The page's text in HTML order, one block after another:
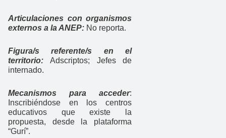
Articulaciones con organismos
externos a la ANEP: No reporta.
Figura/s referente/s en el
territorio:Adscriptos; Jefes de
internado.
Mecanismos para acceder:
Inscribiéndose en los centros
educativos que existe la
propuesta, desde la plataforma
“Gurí”.